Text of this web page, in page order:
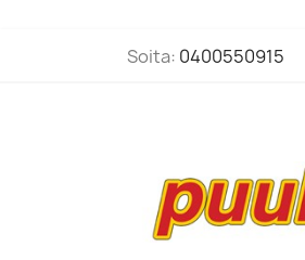
Soita: 0400550915